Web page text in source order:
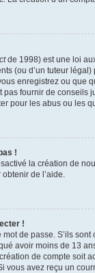
de 1998) est une loi
(ou d’un tuteur
enregistrez ou
fournir de
pour les abus ou les
!
la création de
de l’aide.
!
de passe. S’ils
avoir moins de 13
de compte soit
vous avez reçu un